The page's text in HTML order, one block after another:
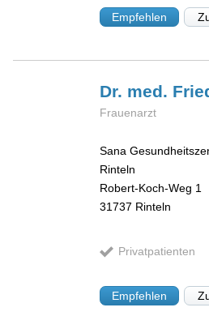
Empfehlen
Dr. med.
Frauenarzt
Sana
Rinteln
Robert-Koch-Weg 1
31737 Rinteln
Privatpatienten
Empfehlen